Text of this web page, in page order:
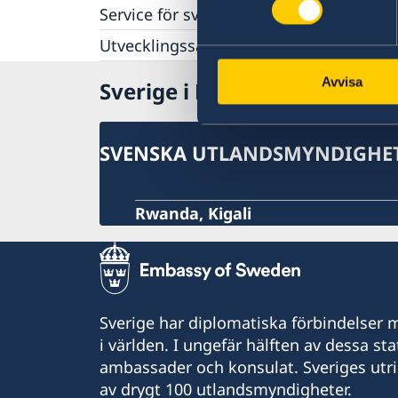
Avvisa
Service för svenska företag
Handel med utlandet
Utvecklingssamarbete
Sverige i Rwanda
SVENSKA
Rwanda, Kigali
Sverige har diplomatiska förbindelser
i världen. I ungefär hälften av dessa
ambassader och konsulat. Sveriges
av drygt 100 utlandsmyndigheter.